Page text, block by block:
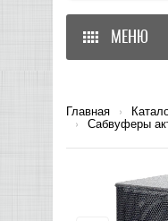
МЕНЮ
ЗВУКОВОЕ
МИКШЕРЫ
СВЕТОВОЕ
Главная ›
› Сабвуферы